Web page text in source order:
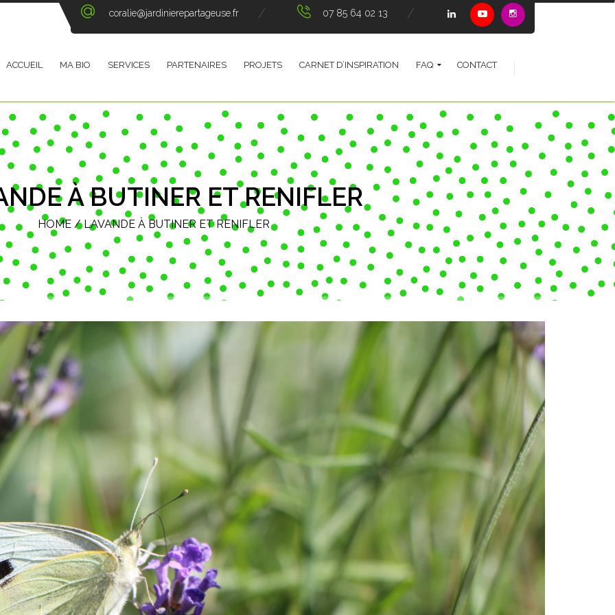
coralie@jardinierepartageuse.fr 07 85 64 02 13
ACCUEIL MA BIO SERVICES PARTENAIRES PROJETS CARNET D’INSPIRATION FAQ CONTACT
À BUTINER ET RENIFLER
HOME /LAVANDE À BUTINER ET RENIFLER